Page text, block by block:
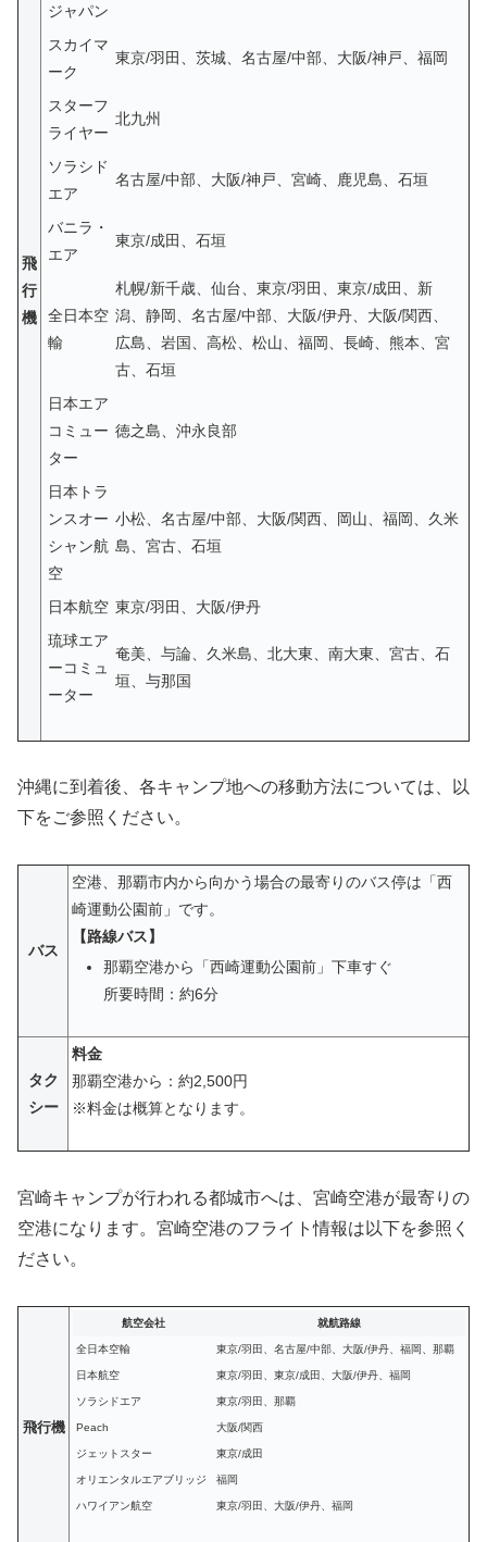
飛
行
機
ジャパン
スカイマ
ーク
東京/羽田、茨城、名古屋/中部、大阪/神戸、福岡
スターフ
ライヤー
北九州
ソラシド
エア
名古屋/中部、大阪/神戸、宮崎、鹿児島、石垣
バニラ・
エア
東京/成田、石垣
全日本空
輸
札幌/新千歳、仙台、東京/羽田、東京/成田、新
潟、静岡、名古屋/中部、大阪/伊丹、大阪/関西、
広島、岩国、高松、松山、福岡、長崎、熊本、宮
古、石垣
日本エア
コミュー
ター
徳之島、沖永良部
日本トラ
ンスオー
シャン航
空
小松、名古屋/中部、大阪/関西、岡山、福岡、久米
島、宮古、石垣
日本航空 東京/羽田、大阪/伊丹
琉球エア
ーコミュ
ーター
奄美、与論、久米島、北大東、南大東、宮古、石
垣、与那国
沖縄に到着後、各キャンプ地への移動方法については、以
下をご参照ください。
バス
空港、那覇市内から向かう場合の最寄りのバス停は「西
崎運動公園前」です。
【路線バス】
那覇空港から「西崎運動公園前」下車すぐ
所要時間：約6分
タク
シー
料金
那覇空港から：約2,500円
※料金は概算となります。
宮崎キャンプが行われる都城市へは、宮崎空港が最寄りの
空港になります。宮崎空港のフライト情報は以下を参照く
ださい。
飛行機
航空会社 就航路線
全日本空輸 東京/羽田、名古屋/中部、大阪/伊丹、福岡、那覇
日本航空 東京/羽田、東京/成田、大阪/伊丹、福岡
ソラシドエア 東京/羽田、那覇
Peach 大阪/関西
ジェットスター 東京/成田
オリエンタルエアブリッジ 福岡
ハワイアン航空 東京/羽田、大阪/伊丹、福岡